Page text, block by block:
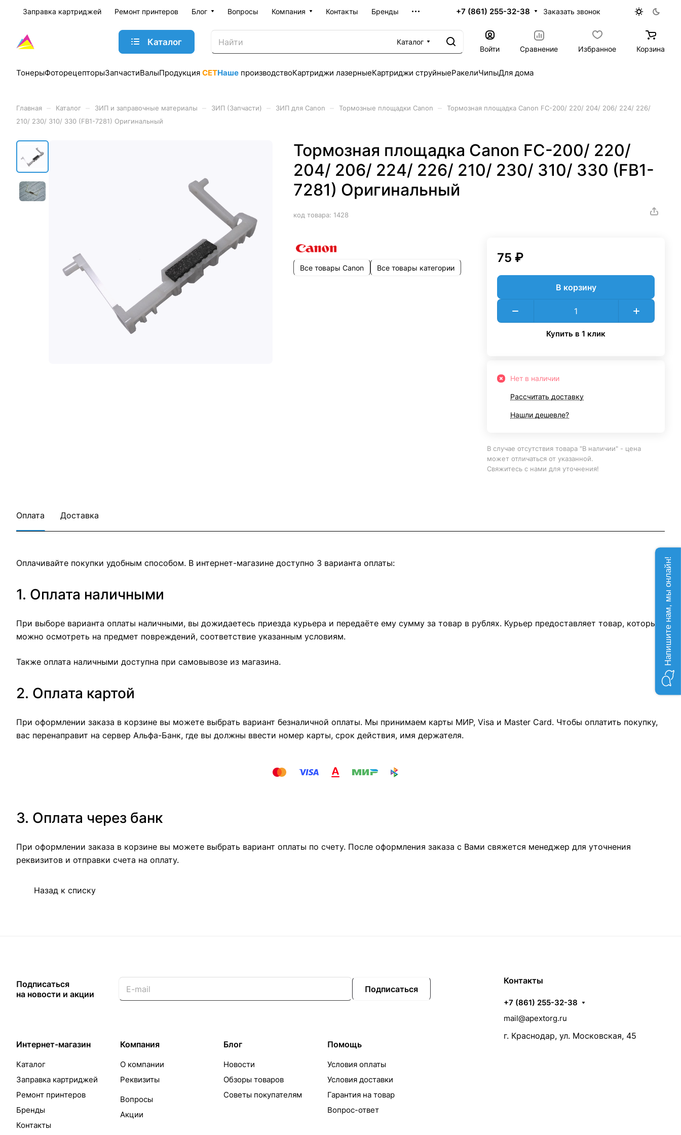
Заправка картриджей Ремонт принтеров Блог Вопросы Компания Контакты Бренды +7 (861) 255-32-38 Заказать звонок
Каталог
Каталог
Войти
Сравнение Избранное Корзина
ТонерыФоторецепторыЗапчастиВалыПродукция CETНаше производствоКартриджи лазерныеКартриджи струйныеРакелиЧипыДля дома
Главная Каталог ЗИП и заправочные материалы ЗИП (Запчасти) ЗИП для Canon Тормозные площадки Canon
Тормозная площадка Canon FC-200/ 220/ 204/ 206/ 224/ 226/
210/ 230/ 310/ 330 (FB1-7281) Оригинальный
Тормозная площадка Canon FC-200/ 220/
204/ 206/ 224/ 226/ 210/ 230/ 310/ 330 (FB1-
7281) Оригинальный
код товара: 1428
Все товары Canon Все товары категории
75 ₽
В корзину
Купить в 1 клик
Нет в наличии
Рассчитать доставку
Нашли дешевле?
В случае отсутствия товара "В наличии" - цена
может отличаться от указанной.
Свяжитесь с нами для уточнения!
Оплата Доставка
Оплачивайте покупки удобным способом. В интернет-магазине доступно 3 варианта оплаты:
1. Оплата наличными
При выборе варианта оплаты наличными, вы дожидаетесь приезда курьера и передаёте ему сумму за товар в рублях. Курьер предоставляет товар, который
можно осмотреть на предмет повреждений, соответствие указанным условиям.
Также оплата наличными доступна при самовывозе из магазина.
2. Оплата картой
При оформлении заказа в корзине вы можете выбрать вариант безналичной оплаты. Мы принимаем карты МИР, Visa и Master Card. Чтобы оплатить покупку,
вас перенаправит на сервер Альфа-Банк, где вы должны ввести номер карты, срок действия, имя держателя.
3. Оплата через банк
При оформлении заказа в корзине вы можете выбрать вариант оплаты по счету. После оформления заказа с Вами свяжется менеджер для уточнения
реквизитов и отправки счета на оплату.
Назад к списку
Подписаться
на новости и акции
Подписаться
Интернет-магазин
Каталог
Заправка картриджей
Ремонт принтеров
Бренды
Контакты
Компания
О компании
Реквизиты
Вопросы
Акции
Блог
Новости
Обзоры товаров
Советы покупателям
Помощь
Условия оплаты
Условия доставки
Гарантия на товар
Вопрос-ответ
Контакты
+7 (861) 255-32-38
mail@apextorg.ru
г. Краснодар, ул. Московская, 45
Напишите нам, мы онлайн!